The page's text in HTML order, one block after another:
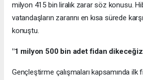
milyon 415 bin liralık zarar söz konusu.
vatandaşların zararını en kısa sürede
konuştu.
"1 milyon 500 bin adet fidan
Gençleştirme çalışmaları kapsamında ilk